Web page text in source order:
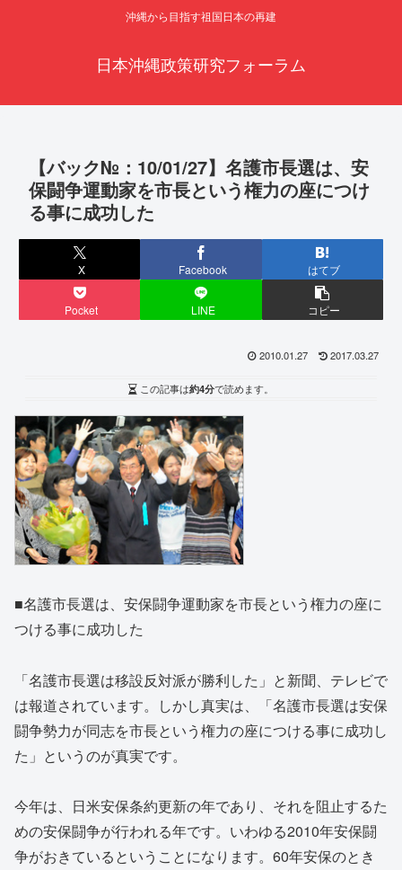
沖縄から目指す祖国日本の再建
日本沖縄政策研究フォーラム
【バック№：10/01/27】名護市長選は、安
保闘争運動家を市長という権力の座につけ
る事に成功した
X Facebook はてブ
Pocket LINE コピー
2010.01.27 2017.03.27
この記事は約4分で読めます。
■名護市長選は、安保闘争運動家を市長という権力の座に
つける事に成功した
「名護市長選は移設反対派が勝利した」と新聞、テレビで
は報道されています。しかし真実は、「名護市長選は安保
闘争勢力が同志を市長という権力の座につける事に成功し
た」というのが真実です。
今年は、日米安保条約更新の年であり、それを阻止するた
めの安保闘争が行われる年です。いわゆる2010年安保闘
争がおきているということになります。60年安保のとき